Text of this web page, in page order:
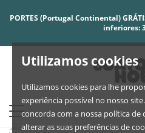
Utilizamos cookies
Utilizamos cookies para lhe
experiência possível no nosso
concorda com a nossa política de
alterar as suas preferências de
PORTES (Portugal Continental)
inferiores: